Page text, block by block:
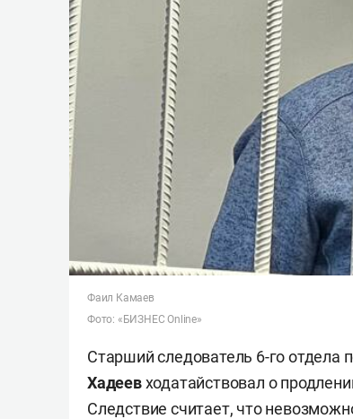
Фаил Камаев
Фото: «БИЗНЕС Online»
Старший следователь 6-го
Хадеевходатайствовал о
Следствие считает, что